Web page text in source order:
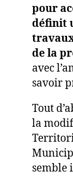
pour
définit
de la
avec
savoir
Tout
la
semble